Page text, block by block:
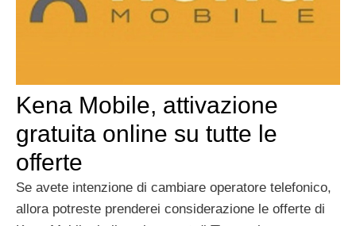
Kena Mobile, attivazione
gratuita online su tutte le
offerte
Se avete intenzione di cambiare operatore telefonico,
allora potreste prenderei considerazione le offerte di